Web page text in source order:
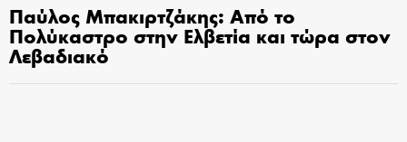
Παύλος Μπακιρτζάκης: Από το
Πολύκαστρο στην Ελβετία και τώρα στον
Λεβαδιακό